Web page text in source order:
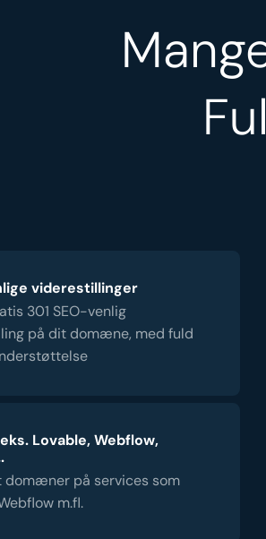
viderestillinger
301 SEO-venlig
på dit domæne, med fuld
Lovable, Webflow,
domæner på services som
m.fl.